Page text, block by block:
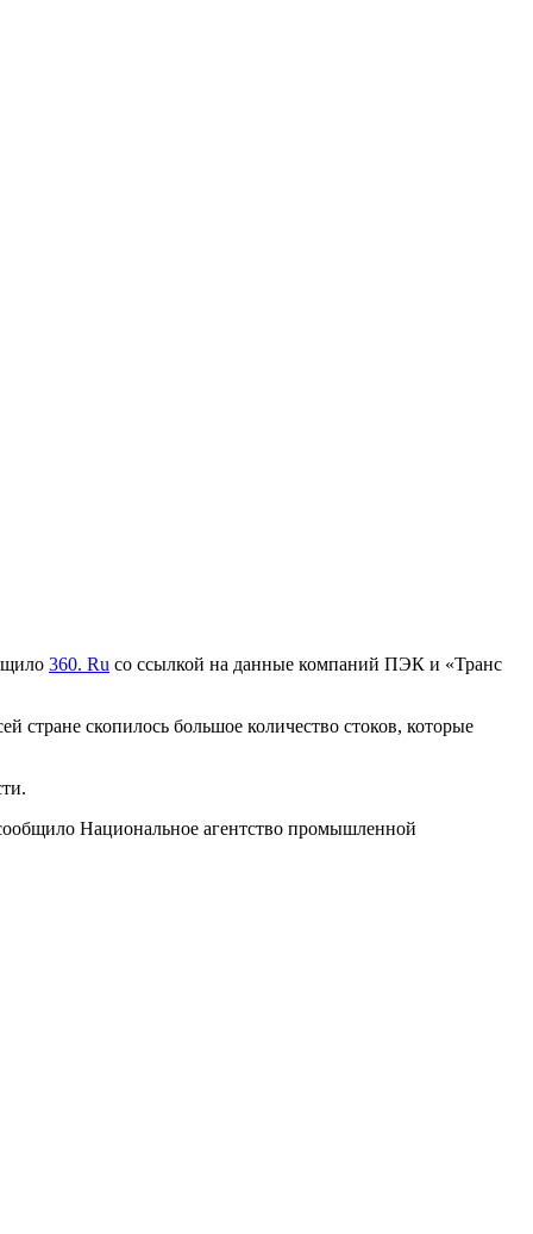
360. Ru со ссылкой на данные компаний ПЭК и «Транс
стране скопилось большое количество стоков, которые
Национальное агентство промышленной